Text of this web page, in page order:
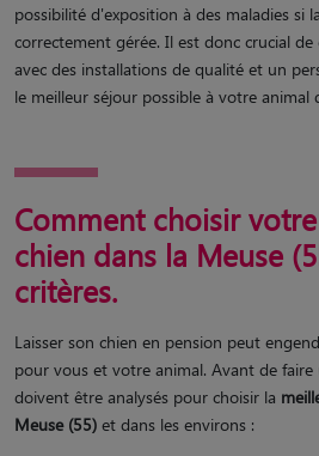
possibilité d'exposition à des maladies si
correctement gérée. Il est donc crucial
avec des installations de qualité et un
le meilleur séjour possible à votre animal
Comment choisir
chien dans la Meuse
critères.
Laisser son chien en pension peut
pour vous et votre animal. Avant de faire
doivent être analysés pour choisir la
Meuse (55) et dans les environs :